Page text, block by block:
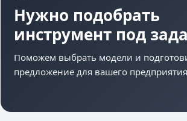
Нужно подобрать
инструмент под
Поможем выбрать модели и
предложение для вашего